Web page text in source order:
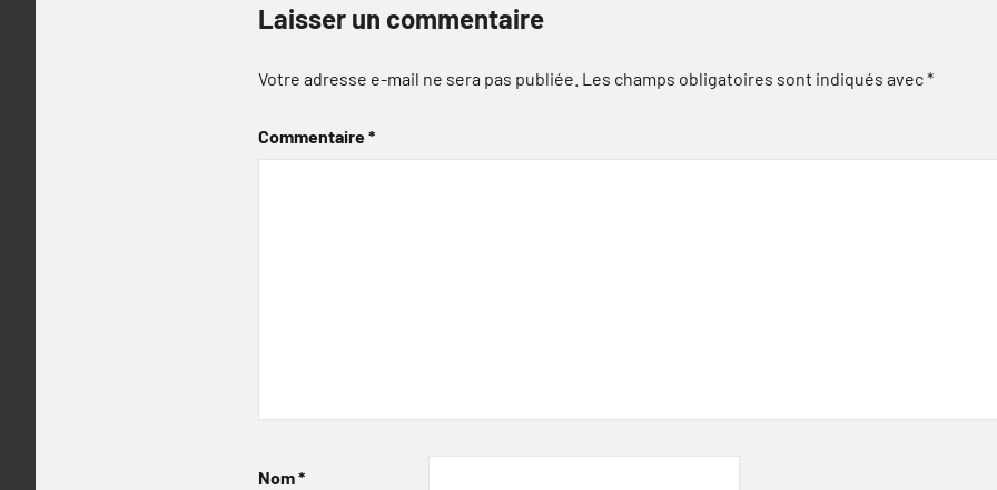
Laisser un commentaire
Votre adresse e-mail ne sera pas publiée. Les champs obligatoires sont indiqués avec*
Commentaire*
Nom*